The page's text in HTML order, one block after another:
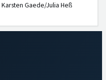
Karsten Gaede/Julia Heß